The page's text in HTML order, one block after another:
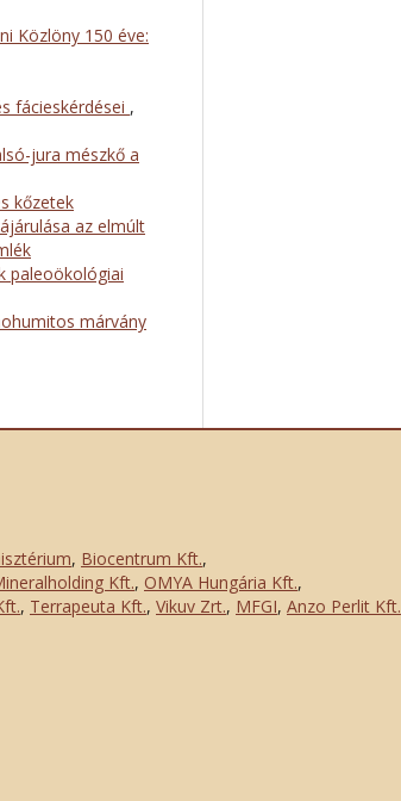
Közlöny 150 éve:
fácieskérdései ,
jura mészkő a
kőzetek
az elmúlt
paleoökológiai
márvány
, Biocentrum Kft.,
Kft., OMYA Hungária Kft.,
, Terrapeuta Kft., Vikuv Zrt., MFGI, Anzo Perlit Kft.